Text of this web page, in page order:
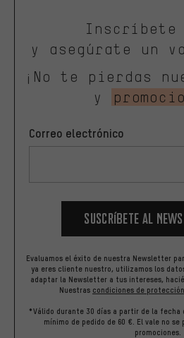
Inscríbete
y asegúrate un
¡No te pierdas
y
Correo electrónico
Suscríbete al
Evaluamos el éxito de nuestra Newsletter
ya eres cliente nuestro, utilizamos los
adaptar la Newsletter a tus intereses,
Nuestras condiciones de
*Válido durante 30 días a partir de la fecha
mínimo de pedido de 60 €. El vale no
promociones.